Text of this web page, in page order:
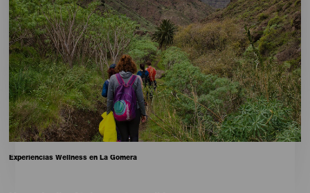
Pie
Experiencias Wellness en La Gomera